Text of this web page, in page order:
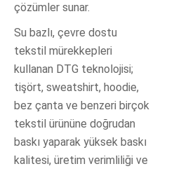
çözümler sunar.
Su bazlı, çevre dostu
tekstil mürekkepleri
kullanan DTG teknolojisi;
tişört, sweatshirt, hoodie,
bez çanta ve benzeri birçok
tekstil ürününe doğrudan
baskı yaparak yüksek baskı
kalitesi, üretim verimliliği ve